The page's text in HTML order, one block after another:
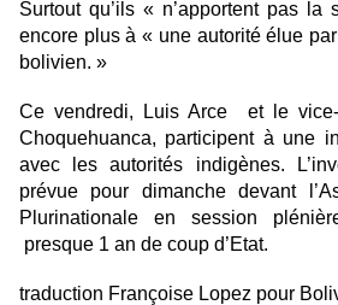
Surtout qu’ils « n’apportent pas la
encore plus à « une autorité élue
bolivien. »
Ce vendredi, Luis Arce et le vice-
Choquehuanca, participent à une
avec les autorités indigènes.
prévue pour dimanche devant
Plurinationale en session
presque 1 an de coup d’Etat.
traduction Françoise Lopez pour